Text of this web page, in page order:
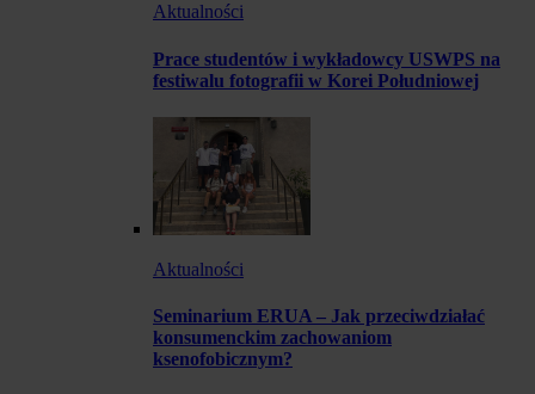
Aktualności
Prace studentów i wykładowcy USWPS na
festiwalu fotografii w Korei Południowej
Aktualności
Seminarium ERUA – Jak przeciwdziałać
konsumenckim zachowaniom
ksenofobicznym?